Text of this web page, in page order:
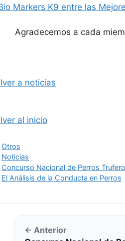
Agradecemos a cada
a noticias
al inicio
Categorías
Otros
Etiquetas
Noticias
Concurso Nacional de Perros
El Análisis de la Conducta en Perros
← Anterior